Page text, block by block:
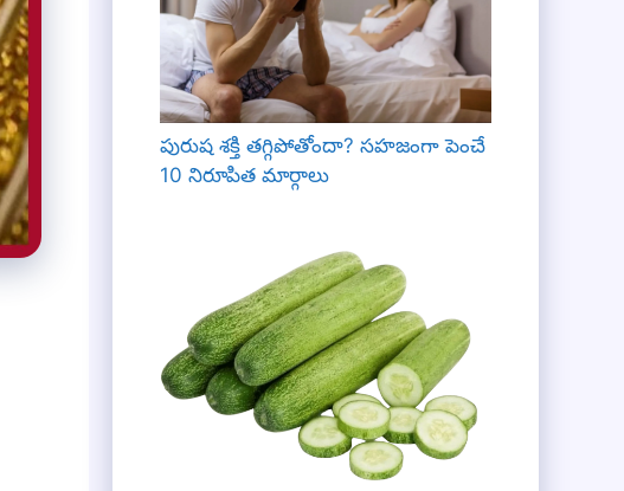
పురుష శక్తి తగ్గిపోతోందా? సహజంగా పెంచే
10 నిరూపిత మార్గాలు